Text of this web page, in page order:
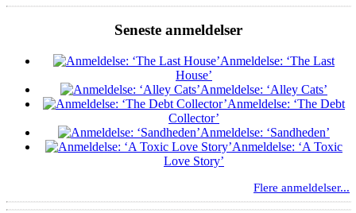
Seneste anmeldelser
Anmeldelse: ‘The Last
House’
Anmeldelse: ‘Alley Cats’
Anmeldelse: ‘The Debt
Collector’
Anmeldelse: ‘Sandheden’
Anmeldelse: ‘A Toxic
Love Story’
Flere anmeldelser...